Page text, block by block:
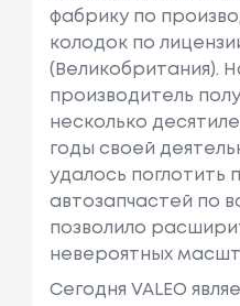
фабрику по
колодок по
(Великобритания).
производитель
несколько
годы своей
удалось поглотить
автозапчастей по
позволило
невероятных
Сегодня VALEO